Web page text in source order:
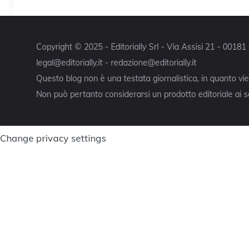
Copyright © 2025 - Editorially Srl - Via Assisi 21 - 00181
legal@editorially.it - redazione@editorially.it
Questo blog non è una testata giornalistica, in quanto
Non può pertanto considerarsi un prodotto editoriale ai
Change privacy settings